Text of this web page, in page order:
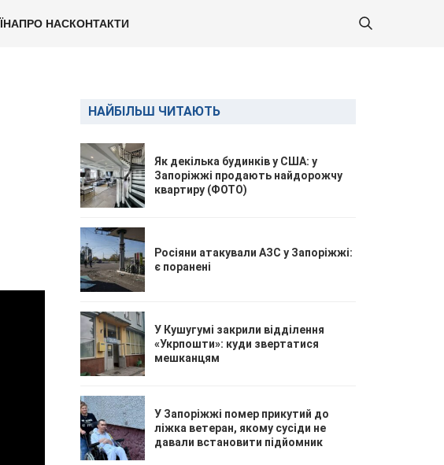
ПРО НАСКОНТАКТИ
НАЙБІЛЬШ ЧИТАЮТЬ
Як декілька будинків у США: у
Запоріжжі продають найдорожчу
квартиру (ФОТО)
Росіяни атакували АЗС у Запоріжжі:
є поранені
У Кушугумі закрили відділення
«Укрпошти»: куди звертатися
мешканцям
У Запоріжжі помер прикутий до
ліжка ветеран, якому сусіди не
давали встановити підйомник